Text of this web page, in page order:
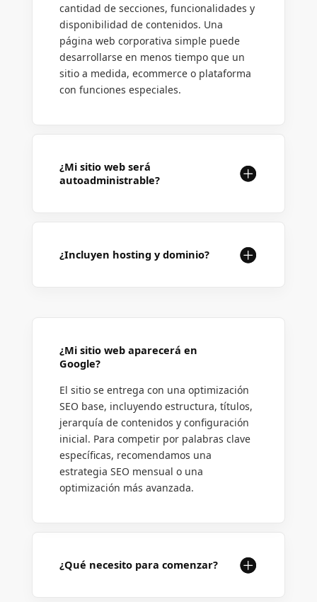
cantidad de secciones, funcionalidades y
disponibilidad de contenidos. Una
página web corporativa simple puede
desarrollarse en menos tiempo que un
sitio a medida, ecommerce o plataforma
con funciones especiales.
¿Mi sitio web será
autoadministrable?
¿Incluyen hosting y dominio?
¿Mi sitio web aparecerá en
Google?
El sitio se entrega con una optimización
SEO base, incluyendo estructura, títulos,
jerarquía de contenidos y configuración
inicial. Para competir por palabras clave
específicas, recomendamos una
estrategia SEO mensual o una
optimización más avanzada.
¿Qué necesito para comenzar?